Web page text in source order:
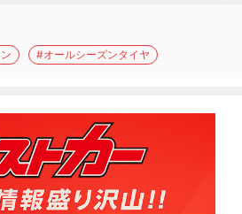
#オールシーズンタイヤ